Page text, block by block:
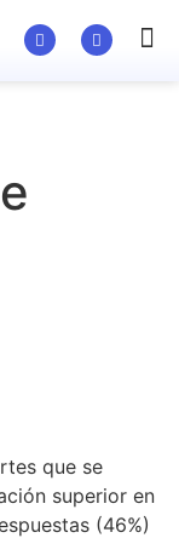
que se
superior en
(46%)